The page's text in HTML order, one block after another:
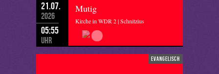
21.07.
2026
05:55
Uhr
Mutig
Kirche in WDR 2 | Schnitzius
evangelisch